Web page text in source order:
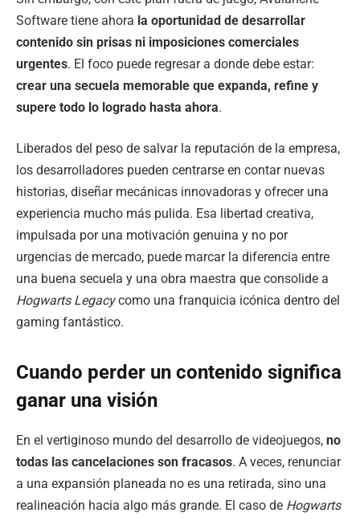
Software tiene ahora la oportunidad de desarrollar
contenido sin prisas ni imposiciones comerciales
urgentes. El foco puede regresar a donde debe estar:
crear una secuela memorable que expanda, refine y
supere todo lo logrado hasta ahora.
Liberados del peso de salvar la reputación de la empresa,
los desarrolladores pueden centrarse en contar nuevas
historias, diseñar mecánicas innovadoras y ofrecer una
experiencia mucho más pulida. Esa libertad creativa,
impulsada por una motivación genuina y no por
urgencias de mercado, puede marcar la diferencia entre
una buena secuela y una obra maestra que consolide a
Hogwarts Legacycomo una franquicia icónica dentro del
gaming fantástico.
Cuando perder un contenido significa
ganar una visión
En el vertiginoso mundo del desarrollo de videojuegos, no
todas las cancelaciones son fracasos. A veces, renunciar
a una expansión planeada no es una retirada, sino una
realineación hacia algo más grande. El caso de Hogwarts